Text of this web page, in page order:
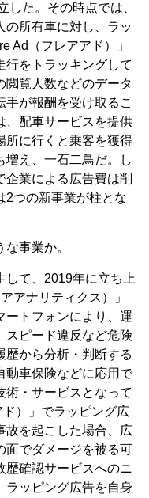
した。その時点では、
の所有車に対し、ラッ
Ad（フレアアド）」
行をトラッキングして
閲覧人数などのデータ
手が報酬を受け取るこ
、配車サービスを提供
所に行くと乗客を獲得
増え、一石二鳥だ。し
業による広告費は削
2つの新事業が柱とな
事業か。
して、2019年に立ち上
アナリティクス）」
ートフォンにより、運
スピード違反など危険
歴から分析・判断する
動車保険などに応用で
術・サービスとなって
）」でラッピング広
故を起こした場合、広
面でダメージを被る可
歴確認サービスへのニ
ラッピング広告を自身